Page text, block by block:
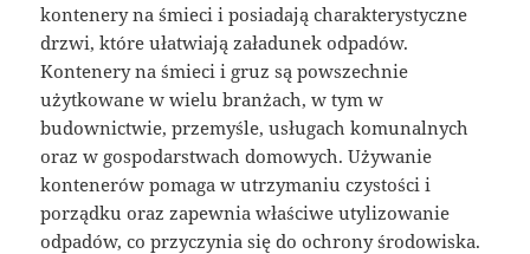
kontenery na śmieci i posiadają charakterystyczne
drzwi, które ułatwiają załadunek odpadów.
Kontenery na śmieci i gruz są powszechnie
użytkowane w wielu branżach, w tym w
budownictwie, przemyśle, usługach komunalnych
oraz w gospodarstwach domowych. Używanie
kontenerów pomaga w utrzymaniu czystości i
porządku oraz zapewnia właściwe utylizowanie
odpadów, co przyczynia się do ochrony środowiska.